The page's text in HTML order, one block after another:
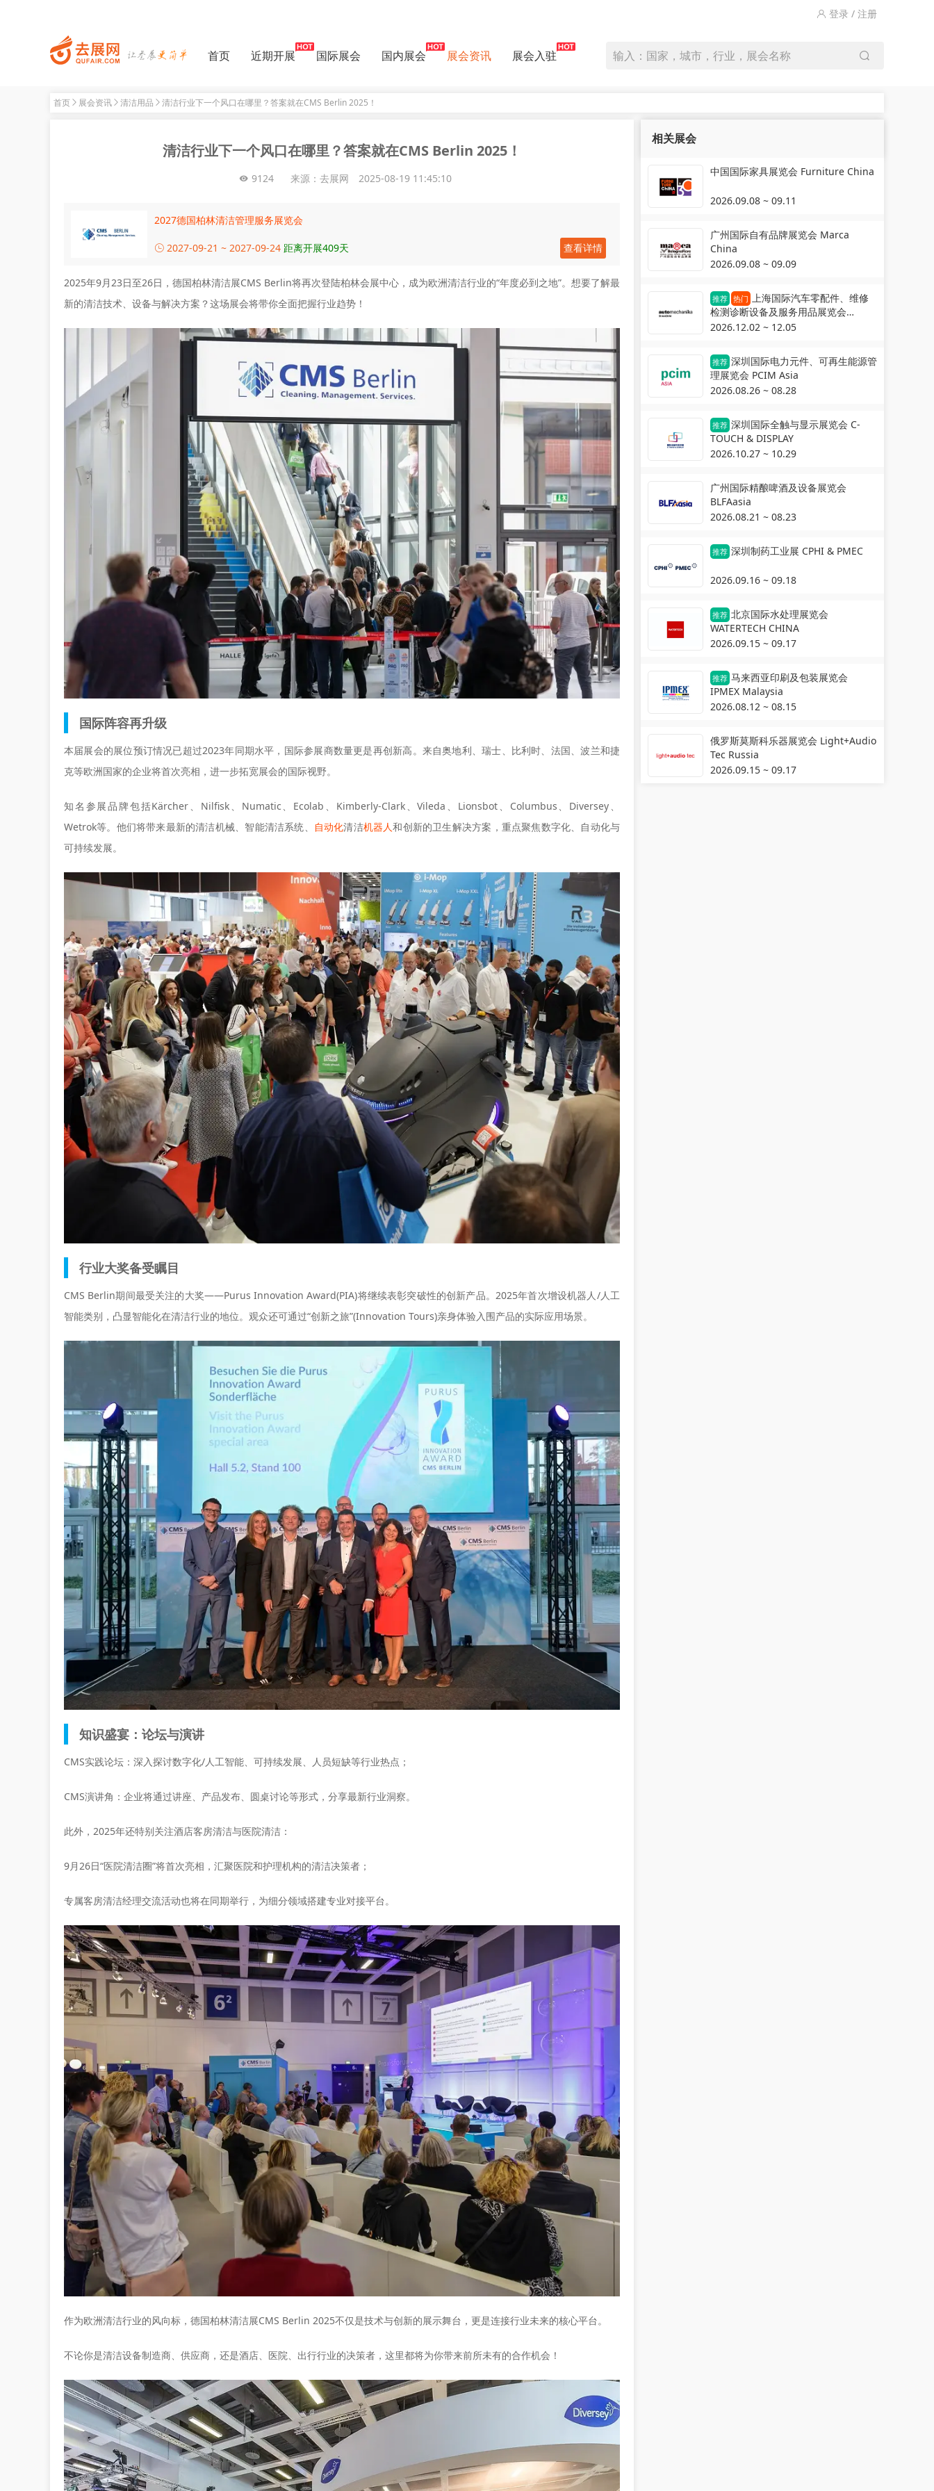
登录 / 注册
首页 近期开展 国际展会 国内展会 展会资讯 展会入驻 输入：国家，城市，行业，展会名称
首页 展会资讯 清洁用品 清洁行业下一个风口在哪里？答案就在CMS Berlin 2025！
清洁行业下一个风口在哪里？答案就在CMS Berlin 2025！
9124 来源：去展网 2025-08-19 11:45:10
2027德国柏林清洁管理服务展览会
2027-09-21 ~ 2027-09-24 距离开展409天 查看详情
2025年9月23日至26日，德国柏林清洁展CMS Berlin将再次登陆柏林会展中心，成为欧洲清洁行业的“年度必到之地”。想要了解最
新的清洁技术、设备与解决方案？这场展会将带你全面把握行业趋势！
国际阵容再升级
本届展会的展位预订情况已超过2023年同期水平，国际参展商数量更是再创新高。来自奥地利、瑞士、比利时、法国、波兰和捷
克等欧洲国家的企业将首次亮相，进一步拓宽展会的国际视野。
知名参展品牌包括Kärcher、Nilfisk、Numatic、Ecolab、Kimberly-Clark、Vileda、Lionsbot、Columbus、Diversey、
Wetrok等。他们将带来最新的清洁机械、智能清洁系统、
自动化清洁机器人和创新的卫生解决方案，重点聚焦数字化、自动化与
可持续发展。
行业大奖备受瞩目
CMS Berlin期间最受关注的大奖——Purus Innovation Award(PIA)将继续表彰突破性的创新产品。2025年首次增设机器人/人工
智能类别，凸显智能化在清洁行业的地位。观众还可通过“创新之旅”(Innovation Tours)亲身体验入围产品的实际应用场景。
知识盛宴：论坛与演讲
CMS实践论坛：深入探讨数字化/人工智能、可持续发展、人员短缺等行业热点；
CMS演讲角：企业将通过讲座、产品发布、圆桌讨论等形式，分享最新行业洞察。
此外，2025年还特别关注酒店客房清洁与医院清洁：
9月26日“医院清洁圈”将首次亮相，汇聚医院和护理机构的清洁决策者；
专属客房清洁经理交流活动也将在同期举行，为细分领域搭建专业对接平台。
作为欧洲清洁行业的风向标， 德国柏林清洁展CMS Berlin 2025不仅是技术与创新的展示舞台，更是连接行业未来的核心平台。
不论你是清洁设备制造商、供应商，还是酒店、医院、出行行业的决策者，这里都将为你带来前所未有的合作机会！
相关展会
中国国际家具展览会 Furniture China
2026.09.08 ~ 09.11
广州国际自有品牌展览会 Marca
China
2026.09.08 ~ 09.09
推荐 热门 上海国际汽车零配件、维修
检测诊断设备及服务用品展览会
Automechanika Shanghai
2026.12.02 ~ 12.05
推荐 深圳国际电力元件、可再生能源管
理展览会 PCIM Asia
2026.08.26 ~ 08.28
推荐 深圳国际全触与显示展览会 C-
TOUCH & DISPLAY
2026.10.27 ~ 10.29
广州国际精酿啤酒及设备展览会
BLFAasia
2026.08.21 ~ 08.23
推荐 深圳制药工业展 CPHI & PMEC
2026.09.16 ~ 09.18
推荐 北京国际水处理展览会
WATERTECH CHINA
2026.09.15 ~ 09.17
推荐 马来西亚印刷及包装展览会
IPMEX Malaysia
2026.08.12 ~ 08.15
俄罗斯莫斯科乐器展览会 Light+Audio
Tec Russia
2026.09.15 ~ 09.17